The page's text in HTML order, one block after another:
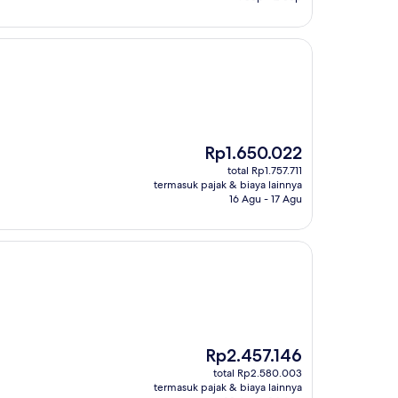
Harga
sekarang
Rp1.650.022
Rp1.650.022
total Rp1.757.711
termasuk pajak & biaya lainnya
16 Agu - 17 Agu
Harga
sekarang
Rp2.457.146
Rp2.457.146
total Rp2.580.003
termasuk pajak & biaya lainnya